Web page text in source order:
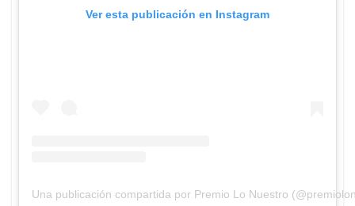
Ver esta publicación en Instagram
Una publicación compartida por Premio Lo Nuestro